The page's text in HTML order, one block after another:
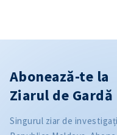
Abonează-te la
Ziarul de Gardă
Singurul ziar de